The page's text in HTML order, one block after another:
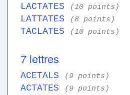
LACTATES (10 points)
LATTATES (8 points)
TACLATES (10 points)
7 lettres
ACETALS (9 points)
ACTATES (9 points)